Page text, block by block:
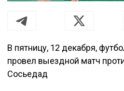
В пятницу, 12 декабря,
провел выездной матч
Сосьедад